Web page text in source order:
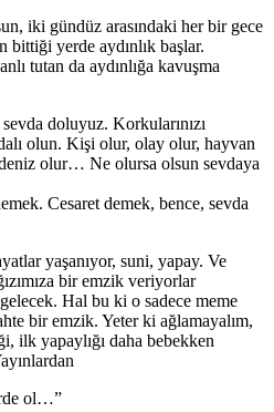
iki gündüz arasındaki her bir gece
bittiği yerde aydınlık başlar.
tutan da aydınlığa kavuşma
doluyuz. Korkularınızı
olun. Kişi olur, olay olur, hayvan
olur… Ne olursa olsun sevdaya
Cesaret demek, bence, sevda
yaşanıyor, suni, yapay. Ve
bir emzik veriyorlar
Hal bu ki o sadece meme
bir emzik. Yeter ki ağlamayalım,
ilk yapaylığı daha bebekken
ol…”